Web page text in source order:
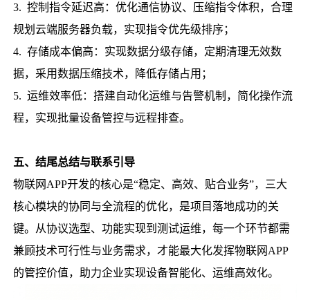
3. 控制指令延迟高：优化通信协议、压缩指令体积，合理
规划云端服务器负载，实现指令优先级排序；
4. 存储成本偏高：实现数据分级存储，定期清理无效数
据，采用数据压缩技术，降低存储占用；
5. 运维效率低：搭建自动化运维与告警机制，简化操作流
程，实现批量设备管控与远程排查。
五、结尾总结与联系引导
物联网APP开发的核心是“稳定、高效、贴合业务”，三大
核心模块的协同与全流程的优化，是项目落地成功的关
键。从协议选型、功能实现到测试运维，每一个环节都需
兼顾技术可行性与业务需求，才能最大化发挥物联网APP
的管控价值，助力企业实现设备智能化、运维高效化。